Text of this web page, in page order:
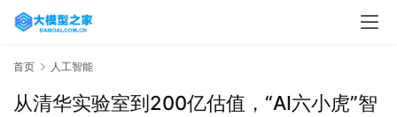
首页 人工智能
从清华实验室到200亿估值，“AI六小虎”智